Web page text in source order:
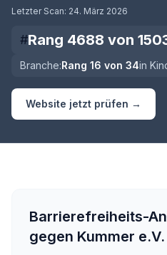
Letzter Scan: 24. März 2026
#Rang 4688 von
Branche:Rang 16 von 34in
Website jetzt prüfen →
Barrierefreiheits-
gegen Kummer e.V.